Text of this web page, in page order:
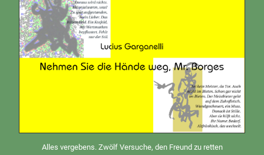
Alles vergebens. Zwölf Versuche, den Freund zu retten